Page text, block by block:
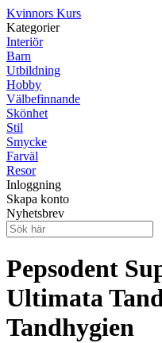
Kvinnors Kurs
Kategorier
Interiör
Barn
Utbildning
Hobby
Välbefinnande
Skönhet
Stil
Smycke
Farväl
Resor
Inloggning
Skapa konto
Nyhetsbrev
Pepsodent
Ultimata
Tandhygien